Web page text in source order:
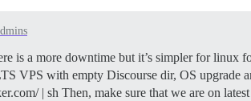
is a more downtime but it’s simpler for linux
VPS with empty Discourse dir, OS upgrade
| sh Then, make sure that we are on